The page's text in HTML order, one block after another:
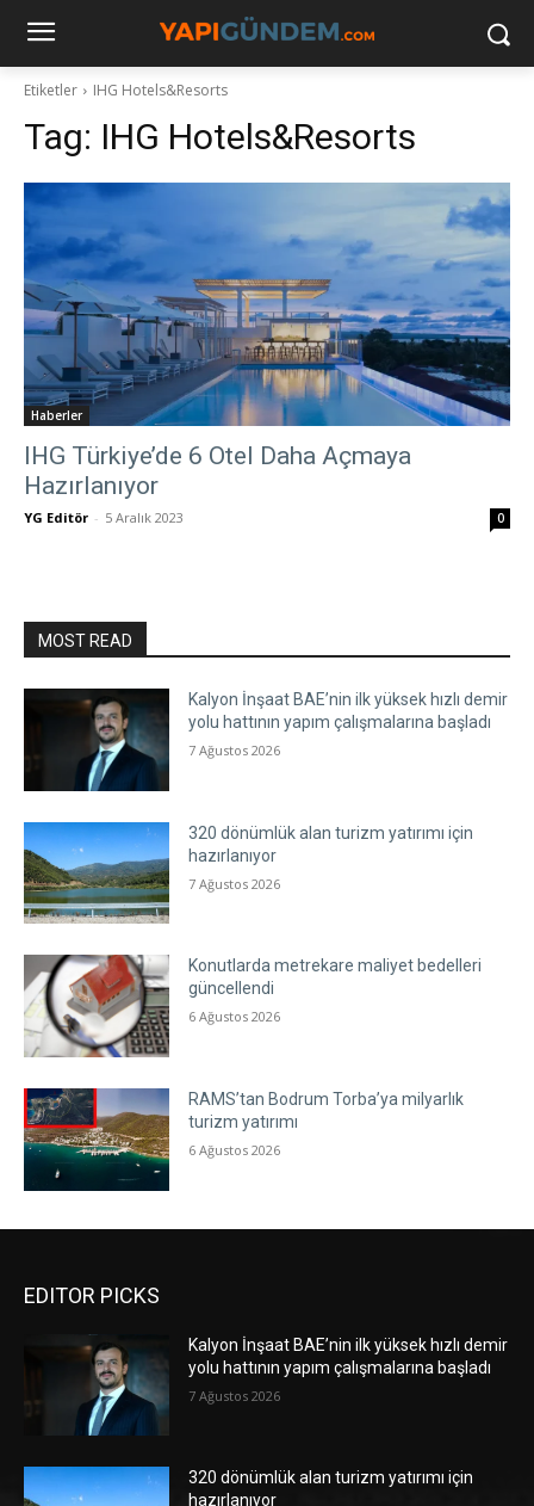
Etiketler IHG Hotels&Resorts
Tag: IHG Hotels&Resorts
Haberler
IHG Türkiye’de 6 Otel Daha Açmaya
Hazırlanıyor
YG Editör - 5 Aralık 2023 0
MOST READ
Kalyon İnşaat BAE’nin ilk yüksek hızlı demir
yolu hattının yapım çalışmalarına başladı
7 Ağustos 2026
320 dönümlük alan turizm yatırımı için
hazırlanıyor
7 Ağustos 2026
Konutlarda metrekare maliyet bedelleri
güncellendi
6 Ağustos 2026
RAMS’tan Bodrum Torba’ya milyarlık
turizm yatırımı
6 Ağustos 2026
EDITOR PICKS
Kalyon İnşaat BAE’nin ilk yüksek hızlı demir
yolu hattının yapım çalışmalarına başladı
7 Ağustos 2026
320 dönümlük alan turizm yatırımı için
hazırlanıyor